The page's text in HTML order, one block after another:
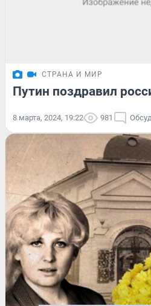
СТРАНА И МИР
Путин поздравил
8 марта, 2024, 19:22 981